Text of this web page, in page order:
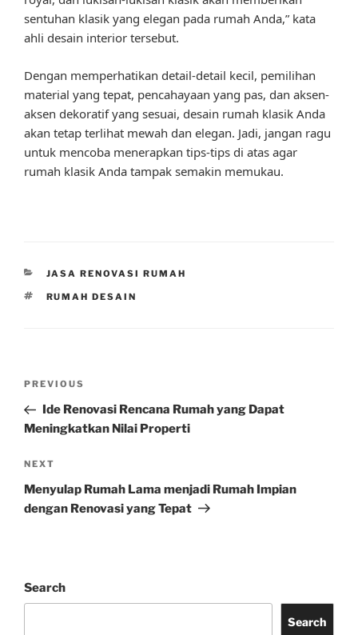
sentuhan klasik yang elegan pada rumah Anda,” kata
ahli desain interior tersebut.
Dengan memperhatikan detail-detail kecil, pemilihan
material yang tepat, pencahayaan yang pas, dan aksen-
aksen dekoratif yang sesuai, desain rumah klasik Anda
akan tetap terlihat mewah dan elegan. Jadi, jangan ragu
untuk mencoba menerapkan tips-tips di atas agar
rumah klasik Anda tampak semakin memukau.
CATEGORIES
JASA RENOVASI RUMAH
TAGS
RUMAH DESAIN
Previous
Post
PREVIOUS
Ide Renovasi Rencana Rumah yang Dapat
Meningkatkan Nilai Properti
Next
Post
NEXT
Menyulap Rumah Lama menjadi Rumah Impian
dengan Renovasi yang Tepat
Search
Search